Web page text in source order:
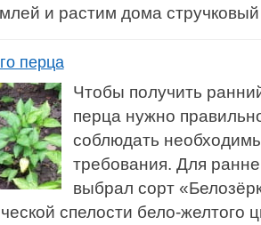
и растим дома
перца
Чтобы получить
перца нужно
соблюдать
требования. Для
выбрал сорт
спелости бело-желтого